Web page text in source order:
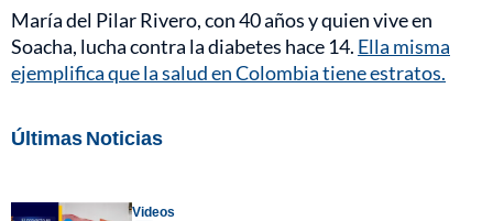
María del Pilar Rivero, con 40 años y quien vive en
Soacha, lucha contra la diabetes hace 14. Ella misma
ejemplifica que la salud en Colombia tiene estratos.
Últimas Noticias
Videos